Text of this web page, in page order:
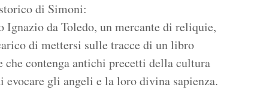
di Simoni:
Ignazio da Toledo, un mercante di reliquie,
di mettersi sulle tracce di un libro
che contenga antichi precetti della cultura
gli angeli e la loro divina sapienza.